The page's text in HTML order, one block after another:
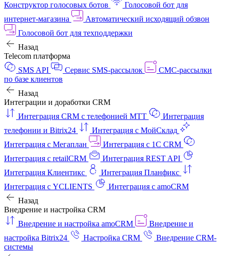
Конструктор голосовых ботов
Голосовой бот для
интернет‑магазина
Автоматический исходящий обзвон
Голосовой бот для техподдержки
Назад
Telecom платформа
SMS API
Сервис SMS-рассылок
СМС-рассылки
по базе клиентов
Назад
Интеграции и доработки CRM
Интеграция CRM с телефонией МТТ
Интеграция
телефонии и Bitrix24
Интеграция с МойСклад
Интеграция с Мегаплан
Интеграция с 1C CRM
Интеграция с retailCRM
Интеграция REST API
Интеграция Клиентикс
Интеграция Планфикс
Интеграция с YCLIENTS
Интеграция с amoCRM
Назад
Внедрение и настройка CRM
Внедрение и настройка amoCRM
Внедрение и
настройка Bitrix24
Настройка CRM
Внедрение CRM-
системы